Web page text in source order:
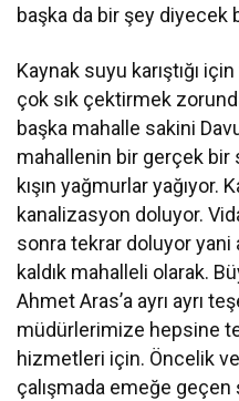
başka da bir şey diyecek
Kaynak suyu karıştığı
çok sık çektirmek
başka mahalle sakini
mahallenin bir gerçek
kışın yağmurlar yağıyor.
kanalizasyon doluyor.
sonra tekrar doluyor yani
kaldık mahalleli olarak.
Ahmet Aras’a ayrı ayrı
müdürlerimize hepsine
hizmetleri için. Öncelik
çalışmada emeğe